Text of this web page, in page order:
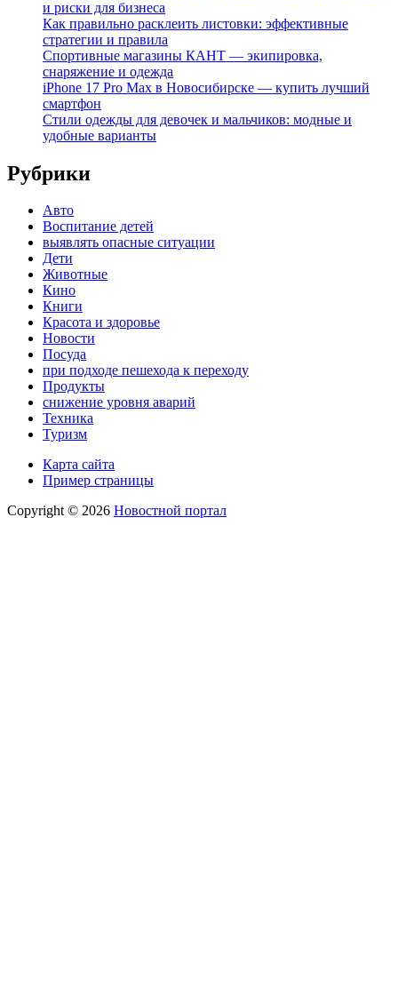
и риски для бизнеса
Как правильно расклеить листовки: эффективные
стратегии и правила
Спортивные магазины КАНТ — экипировка,
снаряжение и одежда
iPhone 17 Pro Max в Новосибирске — купить лучший
смартфон
Стили одежды для девочек и мальчиков: модные и
удобные варианты
Рубрики
Авто
Воспитание детей
выявлять опасные ситуации
Дети
Животные
Кино
Книги
Красота и здоровье
Новости
Посуда
при подходе пешехода к переходу
Продукты
снижение уровня аварий
Техника
Туризм
Карта сайта
Пример страницы
Copyright © 2026 Новостной портал